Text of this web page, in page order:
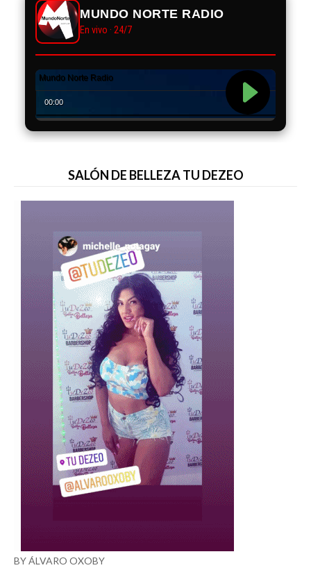
MUNDO NORTE RADIO
En vivo · 24/7
SALÓN DE BELLEZA TU DEZEO
BY ÁLVARO OXOBY